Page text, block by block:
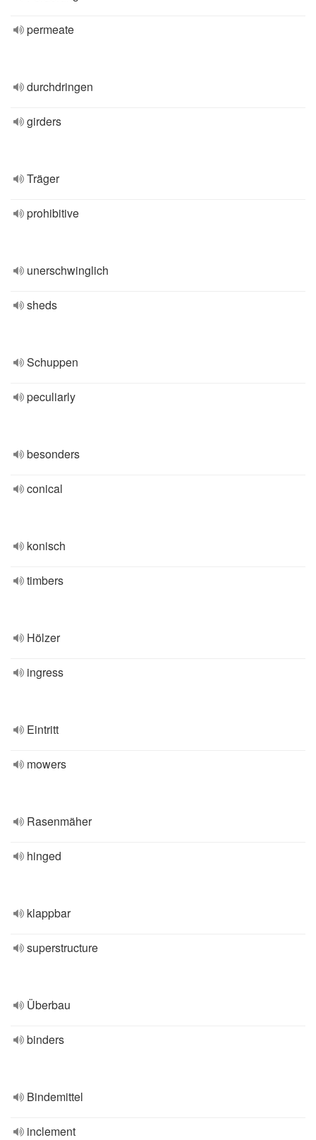
permeate
durchdringen
girders
Träger
prohibitive
unerschwinglich
sheds
Schuppen
peculiarly
besonders
conical
konisch
timbers
Hölzer
ingress
Eintritt
mowers
Rasenmäher
hinged
klappbar
superstructure
Überbau
binders
Bindemittel
inclement